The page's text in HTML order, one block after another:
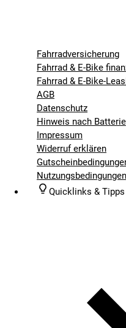
Fahrradversicherung
Fahrrad & E-Bike
Fahrrad & E-Bike-
AGB
Datenschutz
Hinweis nach
Impressum
Widerruf erklären
Quicklinks & Tipps